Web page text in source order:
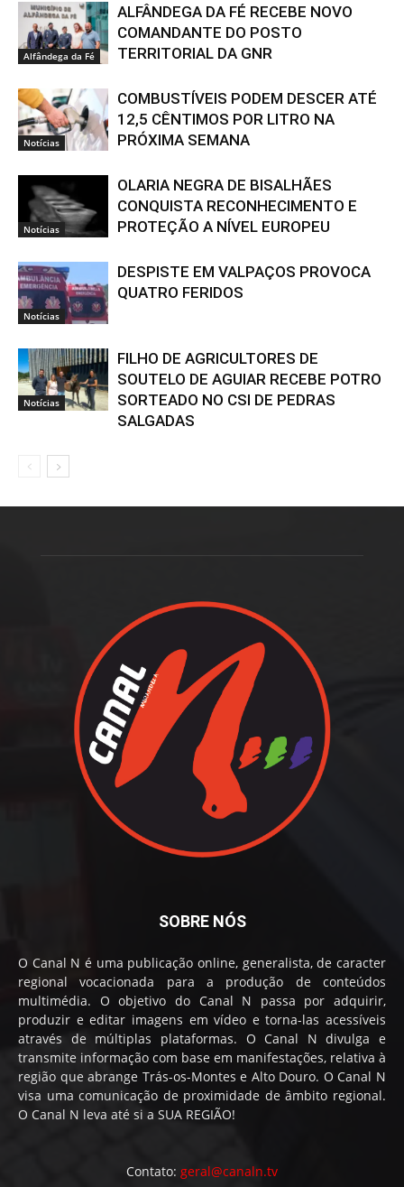
Alfândega da Fé
ALFÂNDEGA DA FÉ RECEBE NOVO
COMANDANTE DO POSTO
TERRITORIAL DA GNR
Notícias
COMBUSTÍVEIS PODEM DESCER ATÉ
12,5 CÊNTIMOS POR LITRO NA
PRÓXIMA SEMANA
Notícias
OLARIA NEGRA DE BISALHÃES
CONQUISTA RECONHECIMENTO E
PROTEÇÃO A NÍVEL EUROPEU
Notícias
DESPISTE EM VALPAÇOS PROVOCA
QUATRO FERIDOS
Notícias
FILHO DE AGRICULTORES DE
SOUTELO DE AGUIAR RECEBE POTRO
SORTEADO NO CSI DE PEDRAS
SALGADAS
SOBRE NÓS
O Canal N é uma publicação online, generalista, de caracter
regional vocacionada para a produção de conteúdos
multimédia. O objetivo do Canal N passa por adquirir,
produzir e editar imagens em vídeo e torna-las acessíveis
através de múltiplas plataformas. O Canal N divulga e
transmite informação com base em manifestações, relativa à
região que abrange Trás-os-Montes e Alto Douro. O Canal N
visa uma comunicação de proximidade de âmbito regional.
O Canal N leva até si a SUA REGIÃO!
Contato: geral@canaln.tv